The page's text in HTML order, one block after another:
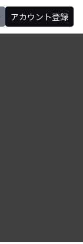
アカウント登録